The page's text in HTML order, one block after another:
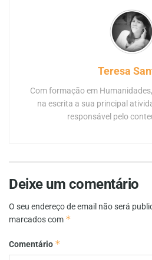
Teresa
Com formação em
na escrita a sua principal
responsável pelo
Deixe um comentário
O seu endereço de email não será
marcados com *
Comentário *